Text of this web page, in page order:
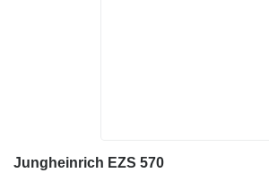
Jungheinrich EZS 570